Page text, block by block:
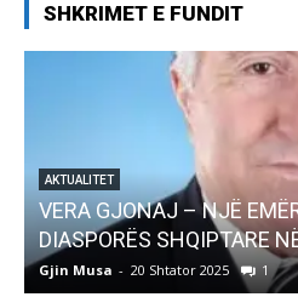
SHKRIMET E FUNDIT
AKTUALITET
Pregaditi Gjin
Gjin Musa - 8 Shtator